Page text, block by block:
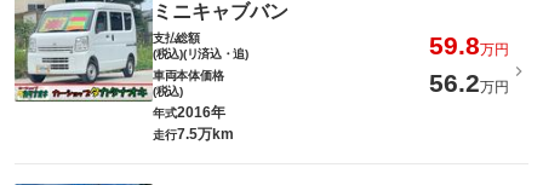
ミニキャブバン
支払総額
(税込)(リ済込・追)
59.8万円
車両本体価格
(税込)
56.2万円
年式2016年
走行7.5万km